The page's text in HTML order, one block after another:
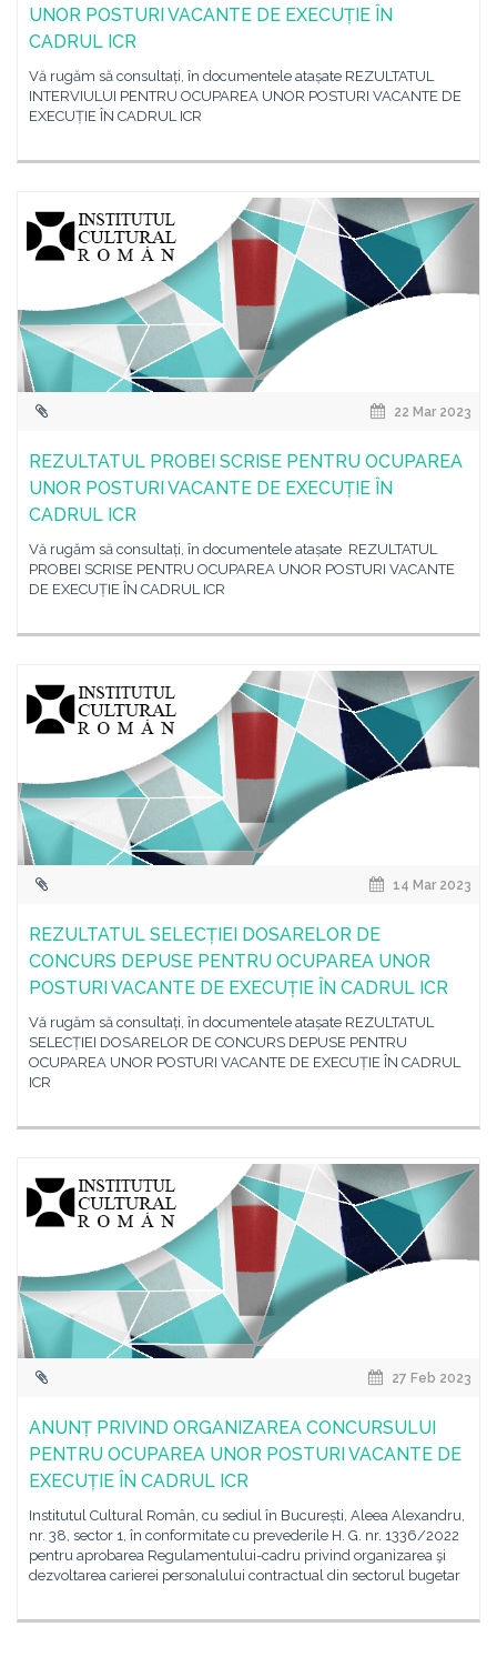
UNOR POSTURI VACANTE DE EXECUȚIE ÎN
CADRUL ICR
Vă rugăm să consultați, în documentele atașate REZULTATUL
INTERVIULUI PENTRU OCUPAREA UNOR POSTURI VACANTE DE
EXECUȚIE ÎN CADRUL ICR
22 Mar 2023
REZULTATUL PROBEI SCRISE PENTRU OCUPAREA
UNOR POSTURI VACANTE DE EXECUȚIE ÎN
CADRUL ICR
Vă rugăm să consultați, în documentele atașate REZULTATUL
PROBEI SCRISE PENTRU OCUPAREA UNOR POSTURI VACANTE
DE EXECUȚIE ÎN CADRUL ICR
14 Mar 2023
REZULTATUL SELECȚIEI DOSARELOR DE
CONCURS DEPUSE PENTRU OCUPAREA UNOR
POSTURI VACANTE DE EXECUȚIE ÎN CADRUL ICR
Vă rugăm să consultați, în documentele atașate REZULTATUL
SELECȚIEI DOSARELOR DE CONCURS DEPUSE PENTRU
OCUPAREA UNOR POSTURI VACANTE DE EXECUȚIE ÎN CADRUL
ICR
27 Feb 2023
ANUNȚ PRIVIND ORGANIZAREA CONCURSULUI
PENTRU OCUPAREA UNOR POSTURI VACANTE DE
EXECUȚIE ÎN CADRUL ICR
Institutul Cultural Român, cu sediul în București, Aleea Alexandru,
nr. 38, sector 1, în conformitate cu prevederile H. G. nr. 1336/2022
pentru aprobarea Regulamentului-cadru privind organizarea şi
dezvoltarea carierei personalului contractual din sectorul bugetar